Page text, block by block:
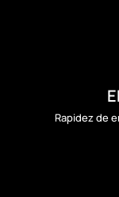
Rapidez de